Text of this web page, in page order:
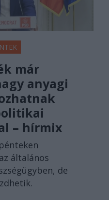
már
anyagi
– hírmix
általános
de